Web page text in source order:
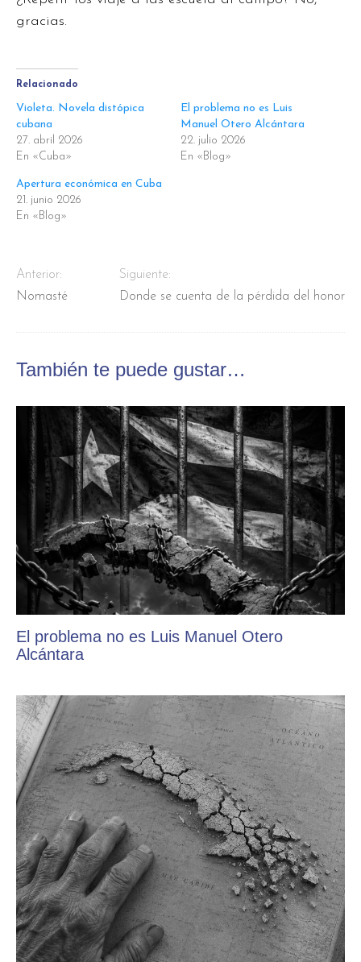
gracias.
Relacionado
Violeta. Novela distópica
cubana
27. abril 2026
En «Cuba»
El problema no es Luis
Manuel Otero Alcántara
22. julio 2026
En «Blog»
Apertura económica en Cuba
21. junio 2026
En «Blog»
Anterior:
Nomasté
Siguiente:
Donde se cuenta de la pérdida del honor
También te puede gustar…
El problema no es Luis Manuel Otero
Alcántara